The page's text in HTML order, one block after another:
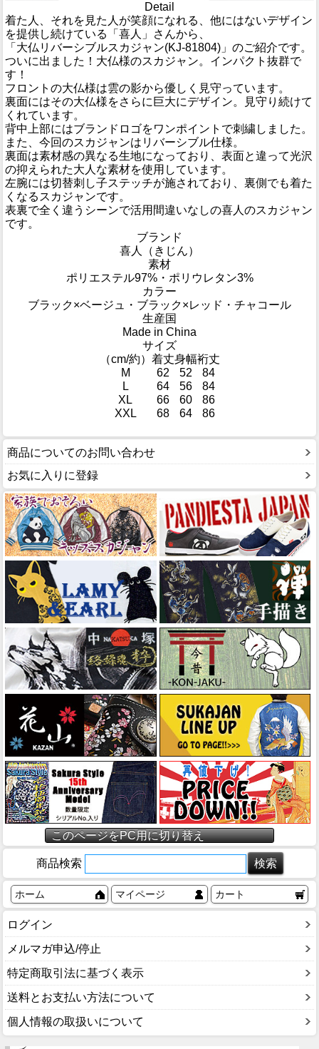
Detail
着た人、それを見た人が笑顔になれる、他にはないデザイン
を提供し続けている「喜人」さんから、
「大仏リバーシブルスカジャン(KJ-81804)」のご紹介です。
ついに出ました！大仏様のスカジャン。インパクト抜群で
す！
フロントの大仏様は雲の影から優しく見守っています。
裏面にはその大仏様をさらに巨大にデザイン。見守り続けて
くれています。
背中上部にはブランドロゴをワンポイントで刺繍しました。
また、今回のスカジャンはリバーシブル仕様。
裏面は素材感の異なる生地になっており、表面と違って光沢
の抑えられた大人な素材を使用しています。
左腕には切替刺し子ステッチが施されており、裏側でも着た
くなるスカジャンです。
表裏で全く違うシーンで活用間違いなしの喜人のスカジャン
です。
ブランド
喜人（きじん）
素材
ポリエステル97%・ポリウレタン3%
カラー
ブラック×ベージュ・ブラック×レッド・チャコール
生産国
Made in China
サイズ
（cm/約） 着丈身幅裄丈
M
62 52
84
L
64 56
84
XL
66 60
86
XXL
68 64 86
商品についてのお問い合わせ
お気に入りに登録
このページをPC用に切り替え
商品検索
ホーム マイページ カート
ログイン
メルマガ申込/停止
特定商取引法に基づく表示
送料とお支払い方法について
個人情報の取扱いについて